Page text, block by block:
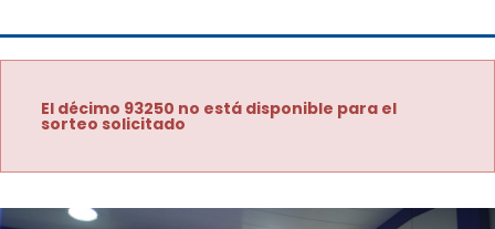
El décimo 93250 no está disponible para el
sorteo solicitado